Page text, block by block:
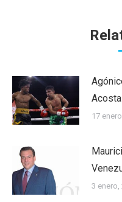
17
3 enero,